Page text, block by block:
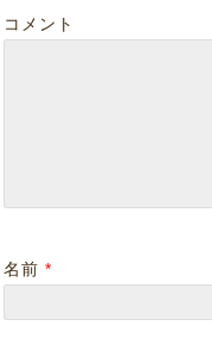
コメント
名前 *